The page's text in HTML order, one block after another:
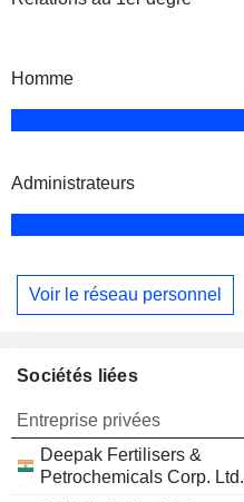
Homme
Administrateurs
Voir le réseau personnel
Sociétés liées
Entreprise privées
Deepak Fertilisers &
Petrochemicals Corp. Ltd.